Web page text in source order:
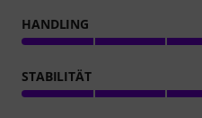
HANDLING
STABILITÄT